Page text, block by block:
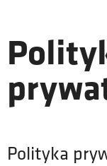
Polityka